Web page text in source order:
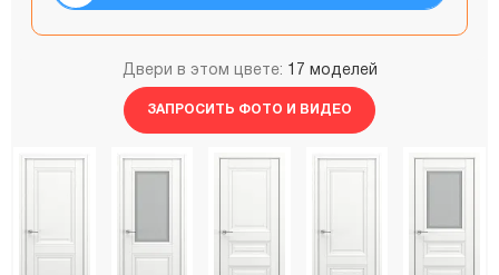
Двери в этом цвете: 17 моделей
ЗАПРОСИТЬ ФОТО И ВИДЕО